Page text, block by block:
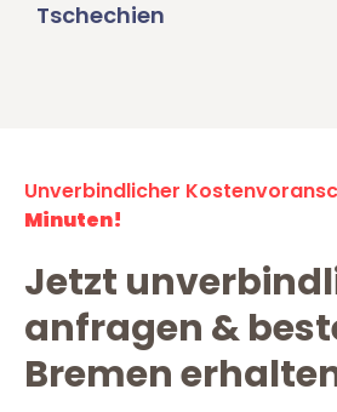
Tschechien
Unverbindlicher
Minuten!
Jetzt
anfragen &
Bremen